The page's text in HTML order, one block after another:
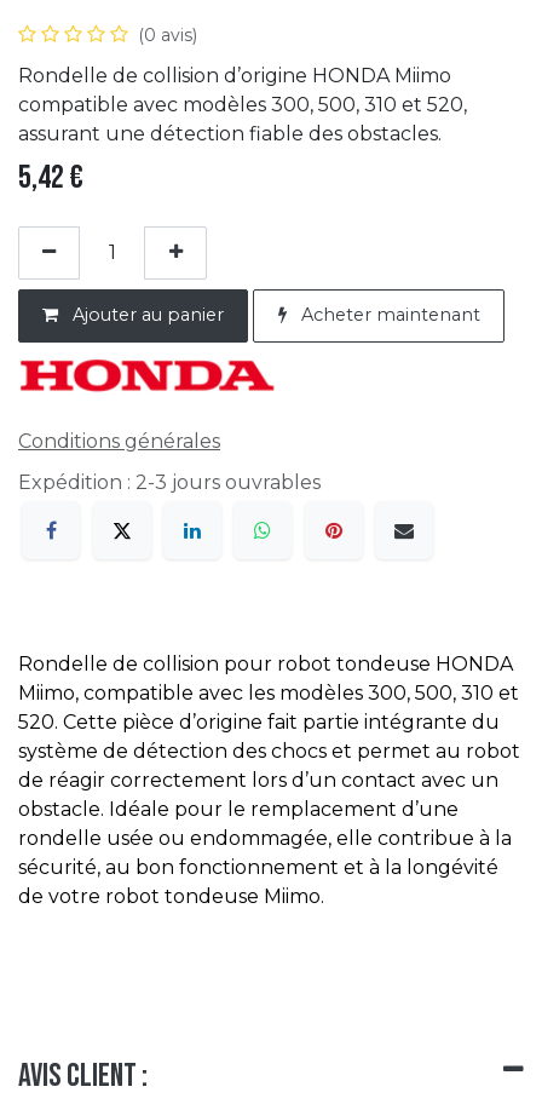
(0 avis)
Rondelle de collision d’origine HONDA Miimo
compatible avec modèles 300, 500, 310 et 520,
assurant une détection fiable des obstacles.
5,42€
Ajouter au panier Acheter maintenant
Conditions générales
Expédition : 2-3 jours ouvrables
Rondelle de collision pour robot tondeuse HONDA
Miimo, compatible avec les modèles 300, 500, 310 et
520. Cette pièce d’origine fait partie intégrante du
système de détection des chocs et permet au robot
de réagir correctement lors d’un contact avec un
obstacle. Idéale pour le remplacement d’une
rondelle usée ou endommagée, elle contribue à la
sécurité, au bon fonctionnement et à la longévité
de votre robot tondeuse Miimo.
Avis client :